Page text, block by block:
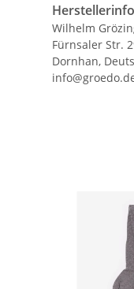
Wilhelm
Fürnsaler Str.
Dornhan,